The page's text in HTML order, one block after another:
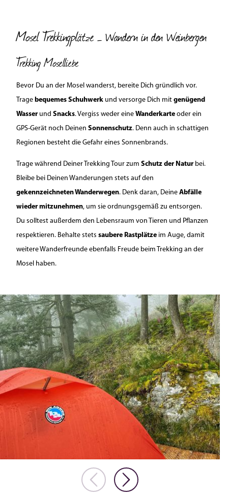
Mosel Trekkingplätze – Wandern in den Weinbergen
Trekking Moselliebe
Bevor Du an der Mosel wanderst, bereite Dich gründlich vor.
Trage bequemes Schuhwerk und versorge Dich mit genügend
Wasser und Snacks. Vergiss weder eine Wanderkarte oder ein
GPS-Gerät noch Deinen Sonnenschutz. Denn auch in schattigen
Regionen besteht die Gefahr eines Sonnenbrands.
Trage während Deiner Trekking Tour zum Schutz der Natur bei.
Bleibe bei Deinen Wanderungen stets auf den
gekennzeichneten Wanderwegen. Denk daran, Deine Abfälle
wieder mitzunehmen, um sie ordnungsgemäß zu entsorgen.
Du solltest außerdem den Lebensraum von Tieren und Pflanzen
respektieren. Behalte stets saubere Rastplätze im Auge, damit
weitere Wanderfreunde ebenfalls Freude beim Trekking an der
Mosel haben.